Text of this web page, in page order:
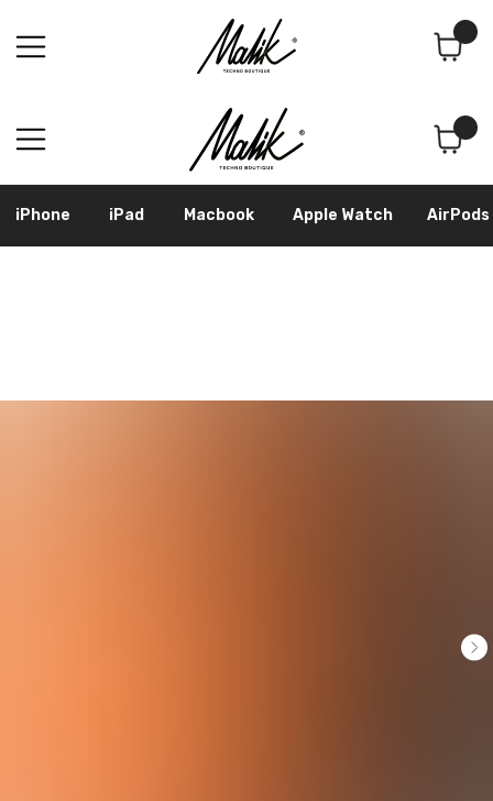
iPhone Apple Watch